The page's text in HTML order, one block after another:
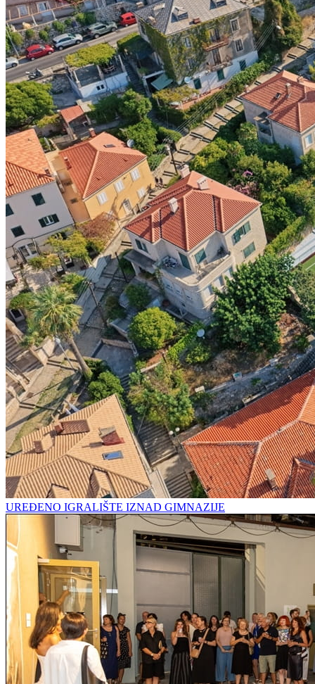
UREĐENO IGRALIŠTE IZNAD GIMNAZIJE